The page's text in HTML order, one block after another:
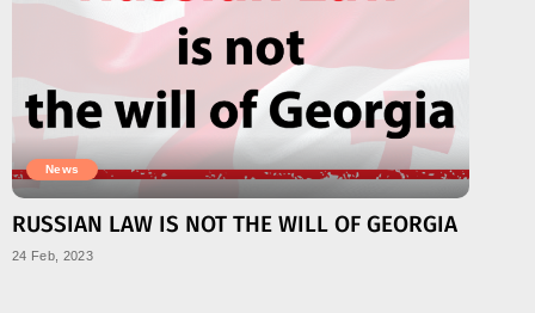
News
RUSSIAN LAW IS NOT THE WILL OF GEORGIA
24 Feb, 2023